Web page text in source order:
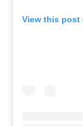
View this post